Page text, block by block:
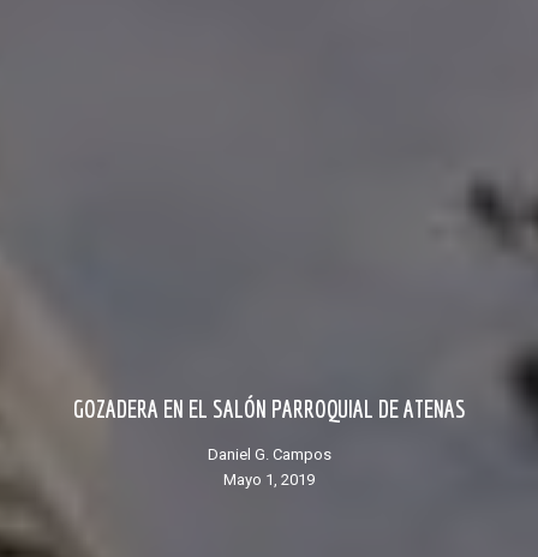
GOZADERA EN EL SALÓN PARROQUIAL DE ATENAS
Daniel G. Campos
mayo 1, 2019